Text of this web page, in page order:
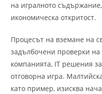
на игралното
икономическа откритост.
Процесът на вземане на
задълбочени проверки на
компанията, IT решения
отговорна игра.
като пример, изисква